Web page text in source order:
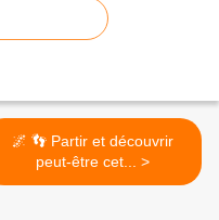
🌌 👣 Partir et découvrir
peut-être cet... >